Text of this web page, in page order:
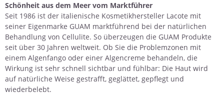
Schönheit aus dem Meer vom Marktführer
Seit 1986 ist der italienische Kosmetikhersteller Lacote mit
seiner Eigenmarke GUAM marktführend bei der natürlichen
Behandlung von Cellulite. So überzeugen die GUAM Produkte
seit über 30 Jahren weltweit. Ob Sie die Problemzonen mit
einem Algenfango oder einer Algencreme behandeln, die
Wirkung ist sehr schnell sichtbar und fühlbar: Die Haut wird
auf natürliche Weise gestrafft, geglättet, gepflegt und
wiederbelebt.